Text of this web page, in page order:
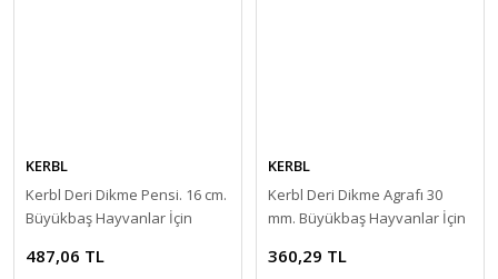
KERBL
Kerbl Deri Dikme Pensi. 16 cm.
Büyükbaş Hayvanlar İçin
487,06 TL
KERBL
Kerbl Deri Dikme Agrafı 30
mm. Büyükbaş Hayvanlar İçin
360,29 TL